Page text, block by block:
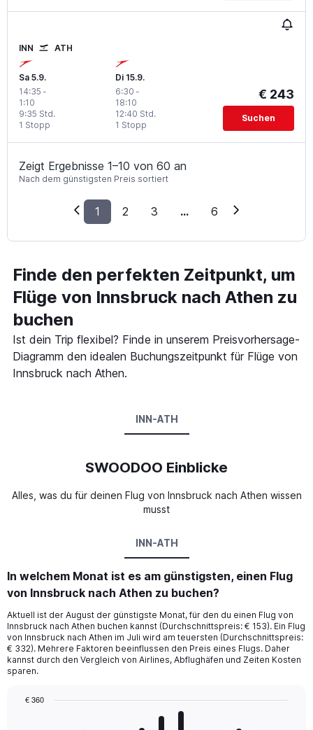
INN ATH
Sa 5.9.
14:35 -
1:10
1 Stopp
9:35 Std.
Di 15.9.
6:30 -
18:10
1 Stopp
12:40 Std.
€ 243
Suchen
Zeigt Ergebnisse 1–10 von 60 an
Nach dem günstigsten Preis sortiert
1 2 3 ... 6
Finde den perfekten Zeitpunkt, um
Flüge von Innsbruck nach Athen zu
buchen
Ist dein Trip flexibel? Finde in unserem Preisvorhersage-
Diagramm den idealen Buchungszeitpunkt für Flüge von
Innsbruck nach Athen.
INN-ATH
SWOODOO Einblicke
Alles, was du für deinen Flug von Innsbruck nach Athen wissen
musst
INN-ATH
In welchem Monat ist es am günstigsten, einen Flug
von Innsbruck nach Athen zu buchen?
Aktuell ist der August der günstigste Monat, für den du einen Flug von
Innsbruck nach Athen buchen kannst (Durchschnittspreis: € 153). Ein Flug
von Innsbruck nach Athen im Juli wird am teuersten (Durchschnittspreis:
€ 332). Mehrere Faktoren beeinflussen den Preis eines Flugs. Daher
kannst durch den Vergleich von Airlines, Abflughäfen und Zeiten Kosten
sparen.
€ 360